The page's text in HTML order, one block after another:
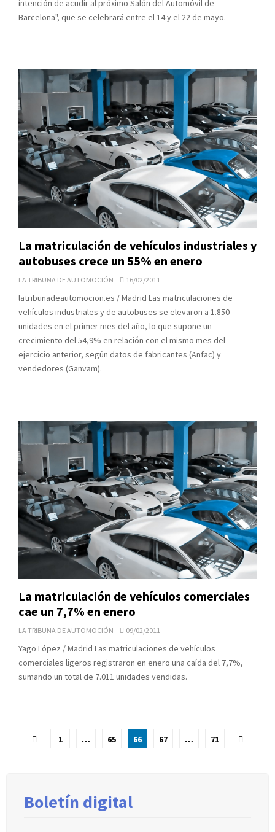
intención de acudir al próximo Salón del Automóvil de
Barcelona", que se celebrará entre el 14 y el 22 de mayo.
La matriculación de vehículos industriales y
autobuses crece un 55% en enero
LA TRIBUNA DE AUTOMOCIÓN 16/02/2011
latribunadeautomocion.es / Madrid Las matriculaciones de
vehículos industriales y de autobuses se elevaron a 1.850
unidades en el primer mes del año, lo que supone un
crecimiento del 54,9% en relación con el mismo mes del
ejercicio anterior, según datos de fabricantes (Anfac) y
vendedores (Ganvam).
La matriculación de vehículos comerciales
cae un 7,7% en enero
LA TRIBUNA DE AUTOMOCIÓN 09/02/2011
Yago López / Madrid Las matriculaciones de vehículos
comerciales ligeros registraron en enero una caída del 7,7%,
sumando un total de 7.011 unidades vendidas.
Paginación
1 … 65 66 67 … 71
Boletín digital